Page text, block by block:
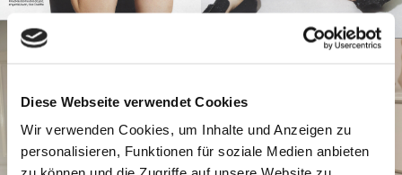
Diese Webseite verwendet Cookies
Wir verwenden Cookies, um Inhalte und Anzeigen zu
personalisieren, Funktionen für soziale Medien anbieten